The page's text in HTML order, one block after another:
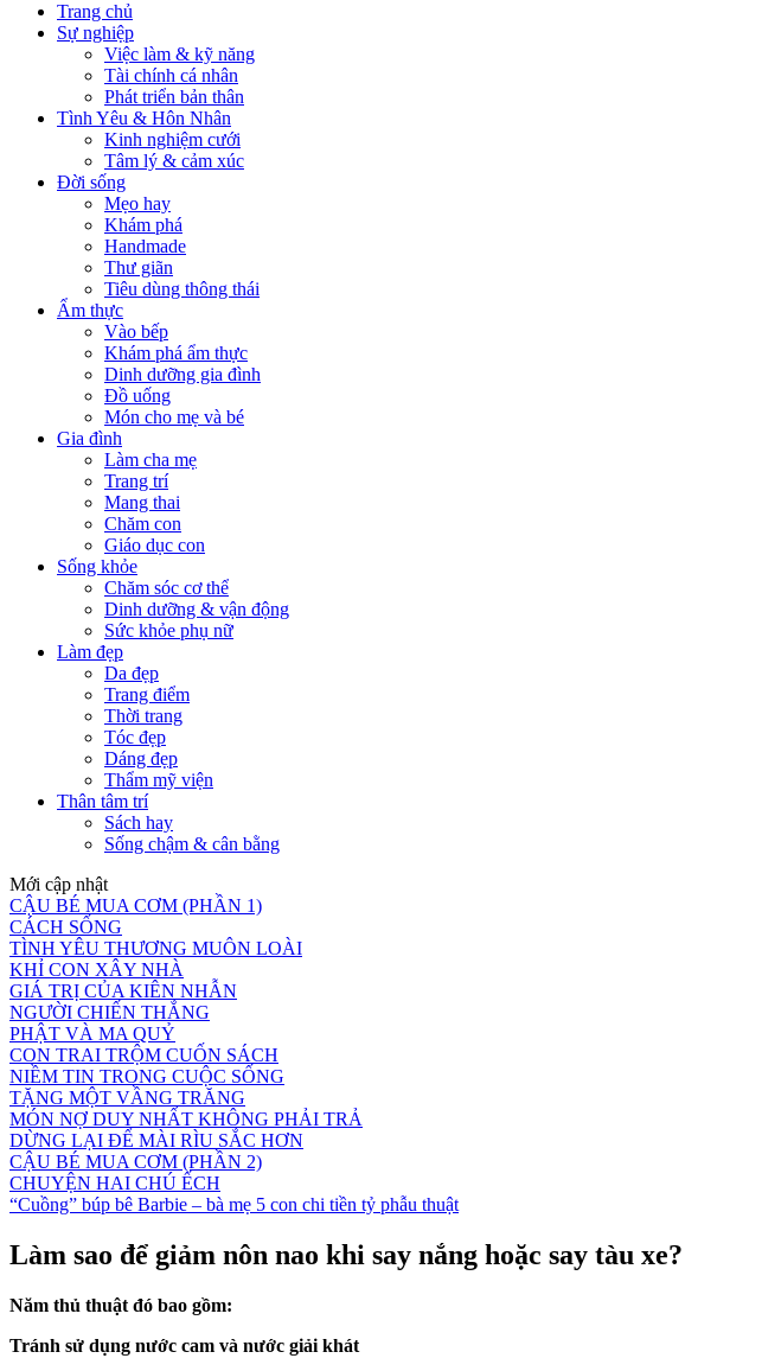
Trang chủ
Sự nghiệp
Việc làm & kỹ năng
Tài chính cá nhân
Phát triển bản thân
Tình Yêu & Hôn Nhân
Kinh nghiệm cưới
Tâm lý & cảm xúc
Đời sống
Mẹo hay
Khám phá
Handmade
Thư giãn
Tiêu dùng thông thái
Ẩm thực
Vào bếp
Khám phá ẩm thực
Dinh dưỡng gia đình
Đồ uống
Món cho mẹ và bé
Gia đình
Làm cha mẹ
Trang trí
Mang thai
Chăm con
Giáo dục con
Sống khỏe
Chăm sóc cơ thể
Dinh dưỡng & vận động
Sức khỏe phụ nữ
Làm đẹp
Da đẹp
Trang điểm
Thời trang
Tóc đẹp
Dáng đẹp
Thẩm mỹ viện
Thân tâm trí
Sách hay
Sống chậm & cân bằng
Mới cập nhật
CẬU BÉ MUA CƠM (PHẦN 1)
CÁCH SỐNG
TÌNH YÊU THƯƠNG MUÔN LOÀI
KHỈ CON XÂY NHÀ
GIÁ TRỊ CỦA KIÊN NHẪN
NGƯỜI CHIẾN THẮNG
PHẬT VÀ MA QUỶ
CON TRAI TRỘM CUỐN SÁCH
NIỀM TIN TRONG CUỘC SỐNG
TẶNG MỘT VẦNG TRĂNG
MÓN NỢ DUY NHẤT KHÔNG PHẢI TRẢ
DỪNG LẠI ĐỂ MÀI RÌU SẮC HƠN
CẬU BÉ MUA CƠM (PHẦN 2)
CHUYỆN HAI CHÚ ẾCH
“Cuồng” búp bê Barbie – bà mẹ 5 con chi tiền tỷ phẫu thuật
Làm sao để giảm nôn nao khi say nắng hoặc say tàu xe?
Năm thủ thuật đó bao gồm:
Tránh sử dụng nước cam và nước giải khát